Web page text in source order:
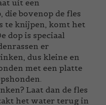
uit een
bovenop de fles
te knijpen, komt het
dop is speciaal
er
dus kleine en
met een platte
Laat dan de fles
het water terug in